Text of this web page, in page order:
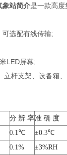
象站简介是一款高度
选配有线传输;
LED屏幕;
支架、设备箱、
分 辨 率准 确 度
0.1℃
±0.3℃
0.1%
±3%RH